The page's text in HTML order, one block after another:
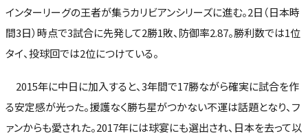
インターリーグの王者が集うカリビアンシリーズに進む。2日（日本時
間3日）時点で3試合に先発して2勝1敗、防御率2.87。勝利数では1位
タイ、投球回では2位につけている。
2015年に中日に加入すると、3年間で17勝ながら確実に試合を作
る安定感が光った。援護なく勝ち星がつかない不運は話題となり、フ
ァンからも愛された。2017年には球宴にも選出され、日本を去って以